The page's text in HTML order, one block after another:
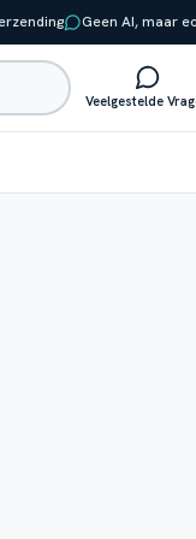
Geen AI, maar
Veelgestelde